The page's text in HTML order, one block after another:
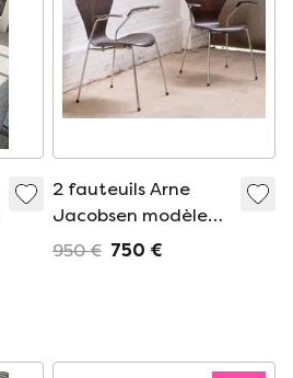
2 fauteuils Arne
Jacobsen modèle
3207
950 € 750 €